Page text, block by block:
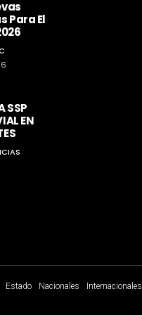
Para El
SSP
EN
Estado Nacionales Internacionales